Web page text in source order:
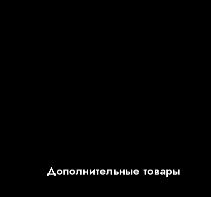
Дополнительные товары